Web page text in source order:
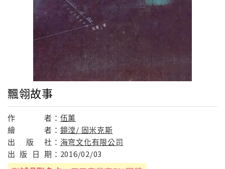
飄翎故事
作 者： 伍薰
繪
者： 鏡漟/ 固米克斯
出
版 社： 海穹文化有限公司
出 版 日 期： 2016/02/03